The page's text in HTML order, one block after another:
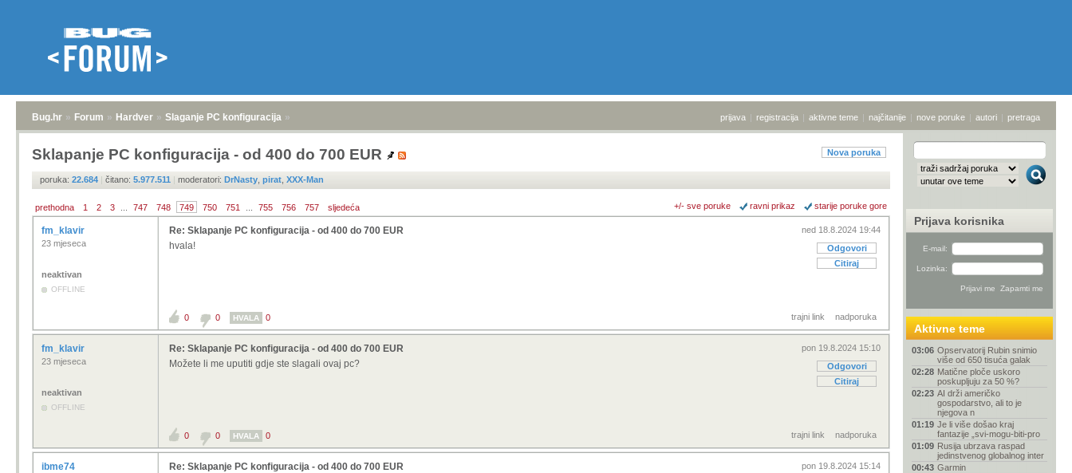
Bug.hr » Forum » Hardver » Slaganje PC konfiguracija » prijava | registracija | aktivne teme | najčitanije | nove poruke | autori | pretraga
Nova poruka
Sklapanje PC konfiguracija - od 400 do 700 EUR
poruka: 22.684 | čitano: 5.977.511 | moderatori: DrNasty pirat XXX-Man
prethodna 1 2 3 747 748 749 750 751 755 756 757 sljedeća +/- sve poruke ravni prikaz starije poruke gore
fm_klavir
23 mjeseca
neaktivan
OFFLINE
ned 18.8.2024 19:44
Odgovori
Citiraj
Re: Sklapanje PC konfiguracija - od 400 do 700 EUR
hvala!
trajni link nadporuka
0 0 HVALA 0
fm_klavir
23 mjeseca
neaktivan
OFFLINE
pon 19.8.2024 15:10
Odgovori
Citiraj
Re: Sklapanje PC konfiguracija - od 400 do 700 EUR
Možete li me uputiti gdje ste slagali ovaj pc?
trajni link nadporuka
0 0 HVALA 0
ibme74
pon 19.8.2024 15:14
Re: Sklapanje PC konfiguracija - od 400 do 700 EUR
Prijava korisnika
E-mail:
Lozinka:
Aktivne teme
03:06 Opservatorij Rubin snimio
više od 650 tisuća galak
02:28 Matične ploče uskoro
poskupljuju za 50 %?
02:23 AI drži američko
gospodarstvo, ali to je
njegova n
01:19 Je li više došao kraj
fantazije „svi-mogu-biti-pro
01:09 Rusija ubrzava raspad
jedinstvenog globalnog inter
00:43 Garmin